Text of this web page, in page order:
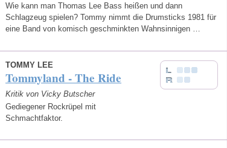
Wie kann man Thomas Lee Bass heißen und dann
Schlagzeug spielen? Tommy nimmt die Drumsticks 1981 für
eine Band von komisch geschminkten Wahnsinnigen …
TOMMY LEE
Tommyland - The Ride
Kritik von Vicky Butscher
Gediegener Rockrüpel mit
Schmachtfaktor.